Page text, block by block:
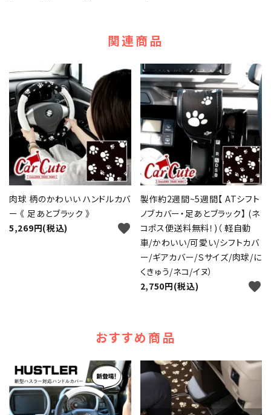
関連商品
肉球 柄のかわいい ハンドルカバ
ー 《 足あとブラック 》
5,269円(税込)
favorite
製作約2週間~5週間【 ATシフト
ノブカバー・足あとブラック】 (ネ
コポス便送料無料！)（ 軽自動
車/かわいい/可愛い/シフトカバ
ー/ギアカバー/Ｓサイズ/肉球/に
くきゅう/ネコ/イヌ）
2,750円(税込)
favorite
おすすめ商品